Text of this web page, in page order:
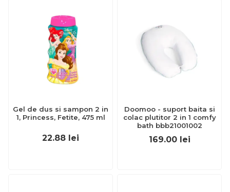
Gel de dus si sampon 2 in
1, Princess, Fetite, 475 ml
22.88 lei
Doomoo - suport baita si
colac plutitor 2 in 1 comfy
bath bbb21001002
169.00 lei